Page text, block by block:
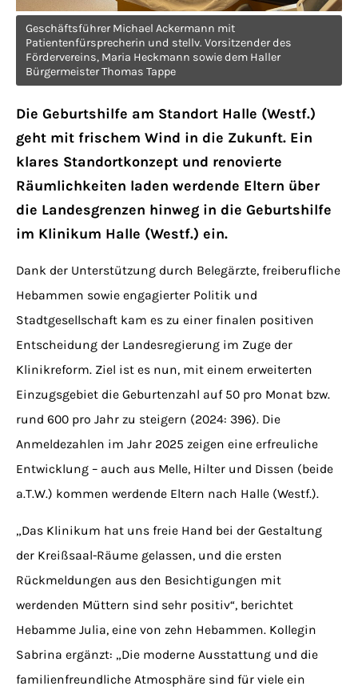
Have any questions?
+44 1234 567 890
Drop us a line
About us
Lorem ipsum dolor sit amet, consectetuer
adipiscing elit.
massa. Cum sociis natoque penatibus et
magnis dis parturient montes, nascetur
ridiculus mus. Donec quam felis, ultricies
nec.
Geschäftsführer Michael Ackermann mit
Patientenfürsprecherin und stellv. Vorsitzender des
Fördervereins, Maria Heckmann sowie dem Haller
Bürgermeister Thomas Tappe
Die Geburtshilfe am Standort Halle (Westf.)
geht mit frischem Wind in die Zukunft. Ein
klares Standortkonzept und renovierte
Räumlichkeiten laden werdende Eltern über
die Landesgrenzen hinweg in die Geburtshilfe
im Klinikum Halle (Westf.) ein.
Dank der Unterstützung durch Belegärzte, freiberufliche
Hebammen sowie engagierter Politik und
Stadtgesellschaft kam es zu einer finalen positiven
Entscheidung der Landesregierung im Zuge der
Klinikreform. Ziel ist es nun, mit einem erweiterten
Einzugsgebiet die Geburtenzahl auf 50 pro Monat bzw.
rund 600 pro Jahr zu steigern (2024: 396). Die
Anmeldezahlen im Jahr 2025 zeigen eine erfreuliche
Entwicklung – auch aus Melle, Hilter und Dissen (beide
a.T.W.) kommen werdende Eltern nach Halle (Westf.).
„Das Klinikum hat uns freie Hand bei der Gestaltung
der Kreißsaal-Räume gelassen, und die ersten
Rückmeldungen aus den Besichtigungen mit
werdenden Müttern sind sehr positiv“, berichtet
Hebamme Julia, eine von zehn Hebammen. Kollegin
Sabrina ergänzt: „Die moderne Ausstattung und die
familienfreundliche Atmosphäre sind für viele ein